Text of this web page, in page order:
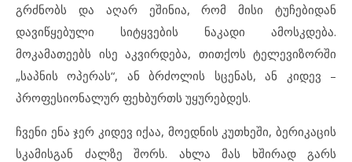
გრძნობს და აღარ ეშინია, რომ მისი ტუჩებიდან
დავიწყებული სიტყვების ნაკადი ამოსკდება.
მოკამათეებს ისე აკვირდება, თითქოს ტელევიზორში
„საპნის ოპერას“, ან ბრძოლის სცენას, ან კიდევ –
პროფესიონალურ ფეხბურთს უყურებდეს.
ჩვენი ენა ჯერ კიდევ იქაა, მოედნის კუთხეში, ბერიკაცის
სკამისგან ძალზე შორს. ახლა მას ხშირად გარს